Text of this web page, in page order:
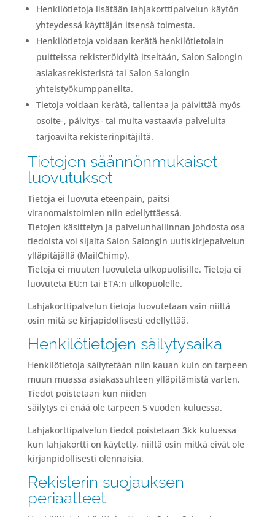
Henkilötietoja lisätään lahjakorttipalvelun käytön
yhteydessä käyttäjän itsensä toimesta.
Henkilötietoja voidaan kerätä henkilötietolain
puitteissa rekisteröidyltä itseltään, Salon Salongin
asiakasrekisteristä tai Salon Salongin
yhteistyökumppaneilta.
Tietoja voidaan kerätä, tallentaa ja päivittää myös
osoite-, päivitys- tai muita vastaavia palveluita
tarjoavilta rekisterinpitäjiltä.
Tietojen säännönmukaiset
luovutukset
Tietoja ei luovuta eteenpäin, paitsi
viranomaistoimien niin edellyttäessä.
Tietojen käsittelyn ja palvelunhallinnan johdosta osa
tiedoista voi sijaita Salon Salongin uutiskirjepalvelun
ylläpitäjällä (MailChimp).
Tietoja ei muuten luovuteta ulkopuolisille. Tietoja ei
luovuteta EU:n tai ETA:n ulkopuolelle.
Lahjakorttipalvelun tietoja luovutetaan vain niiltä
osin mitä se kirjapidollisesti edellyttää.
Henkilötietojen säilytysaika
Henkilötietoja säilytetään niin kauan kuin on tarpeen
muun muassa asiakassuhteen ylläpitämistä varten.
Tiedot poistetaan kun niiden
säilytys ei enää ole tarpeen 5 vuoden kuluessa.
Lahjakorttipalvelun tiedot poistetaan 3kk kuluessa
kun lahjakortti on käytetty, niiltä osin mitkä eivät ole
kirjanpidollisesti olennaisia.
Rekisterin suojauksen
periaatteet